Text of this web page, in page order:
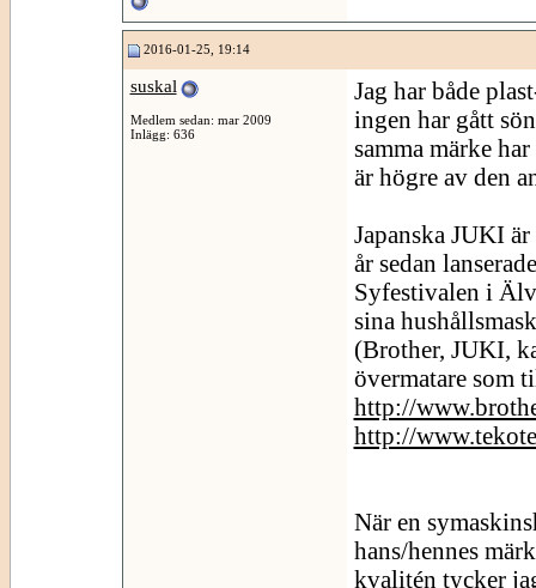
2016-01-25, 19:14
suskal
Medlem sedan: mar 2009
Inlägg: 636
Jag har både
ingen har gått
samma märke
är högre av den
Japanska JUKI
år sedan
Syfestivalen i
sina
(Brother, JUKI,
övermatare som
http://
http://
När en
hans/hennes
kvalitén tycker